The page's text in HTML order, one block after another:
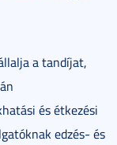
a tandíjat,
és étkezési
edzés- és